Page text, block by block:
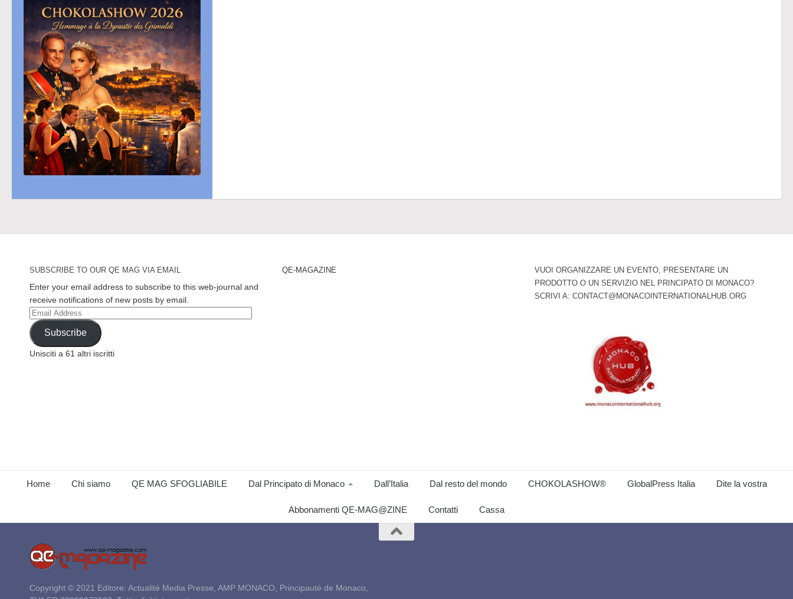
SUBSCRIBE TO OUR QE MAG VIA EMAIL
Enter your email address to subscribe to this web-journal and
receive notifications of new posts by email.
Email
Address
Subscribe
Unisciti a 61 altri iscritti
QE-MAGAZINE
VUOI ORGANIZZARE UN EVENTO, PRESENTARE UN
PRODOTTO O UN SERVIZIO NEL PRINCIPATO DI MONACO?
SCRIVI A: CONTACT@MONACOINTERNATIONALHUB.ORG
Home Chi siamo QE MAG SFOGLIABILE Dal Principato di Monaco Dall’Italia Dal resto del mondo CHOKOLASHOW® GlobalPress Italia Dite la vostra
Abbonamenti QE-MAG@ZINE Contatti Cassa
Copyright © 2021 Editore: Actualité Media Presse, AMP MONACO, Principauté de Monaco,